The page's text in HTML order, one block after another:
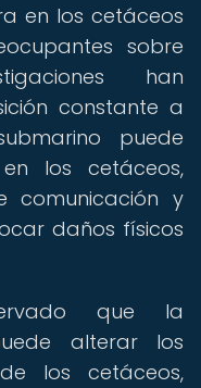
en los cetáceos
sobre
han
constante a
puede
los cetáceos,
y
daños físicos
que la
alterar los
los cetáceos,